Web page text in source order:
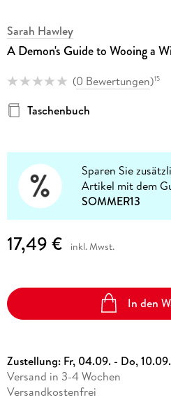
Sarah Hawley
A Demon's Guide to Wooing a
(0 Bewertungen)15
Taschenbuch
Sparen Sie
Artikel mit dem
SOMMER13
17,49 € inkl. Mwst.
In den
Zustellung: Fr, 04.09. - Do, 10.09.
Versand in 3-4 Wochen
Versandkostenfrei